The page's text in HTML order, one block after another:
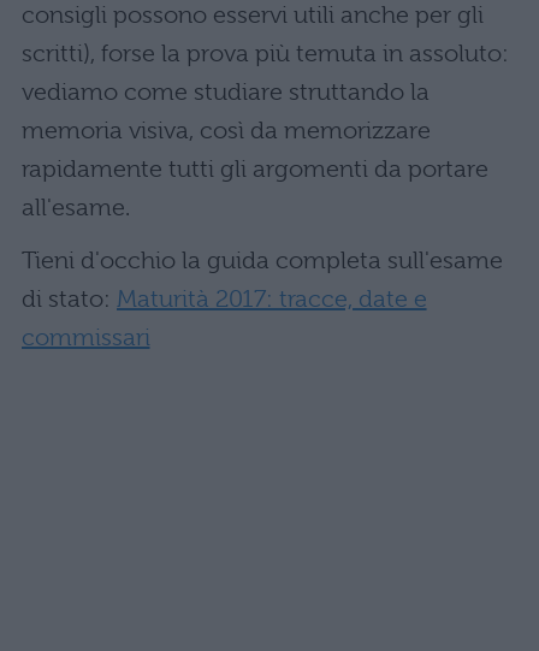
consigli possono esservi utili anche per gli
scritti), forse la prova più temuta in assoluto:
vediamo come studiare struttando la
memoria visiva, così da memorizzare
rapidamente tutti gli argomenti da portare
all'esame.
Tieni d'occhio la guida completa sull'esame
di stato: Maturità 2017: tracce, date e
commissari